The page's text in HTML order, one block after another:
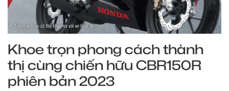
Khoe trọn phong cách thành
thị cùng chiến hữu CBR150R
phiên bản 2023